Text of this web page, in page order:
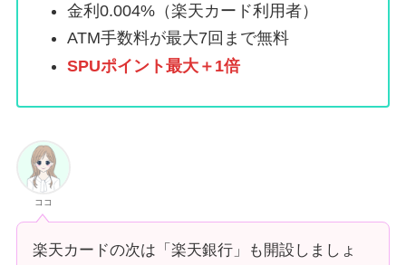
金利0.004%（楽天カード利用者）
ATM手数料が最大7回まで無料
SPUポイント最大＋1倍
ココ
楽天カードの次は「楽天銀行」も開設しましょ